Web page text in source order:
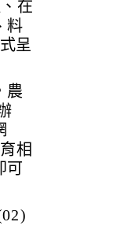
在
料
呈
農
相
可